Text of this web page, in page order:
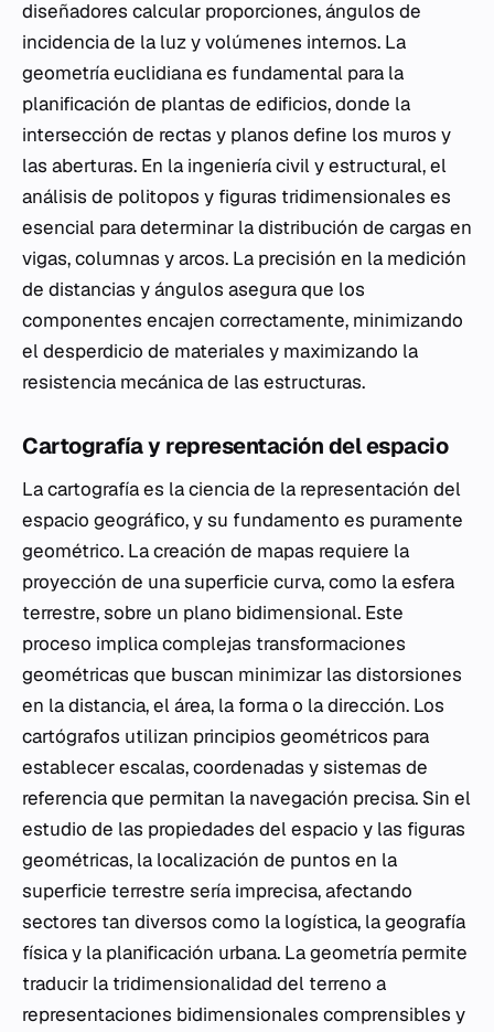
diseñadores calcular proporciones, ángulos de
incidencia de la luz y volúmenes internos. La
geometría euclidiana es fundamental para la
planificación de plantas de edificios, donde la
intersección de rectas y planos define los muros y
las aberturas. En la ingeniería civil y estructural, el
análisis de politopos y figuras tridimensionales es
esencial para determinar la distribución de cargas en
vigas, columnas y arcos. La precisión en la medición
de distancias y ángulos asegura que los
componentes encajen correctamente, minimizando
el desperdicio de materiales y maximizando la
resistencia mecánica de las estructuras.
Cartografía y representación del espacio
La cartografía es la ciencia de la representación del
espacio geográfico, y su fundamento es puramente
geométrico. La creación de mapas requiere la
proyección de una superficie curva, como la esfera
terrestre, sobre un plano bidimensional. Este
proceso implica complejas transformaciones
geométricas que buscan minimizar las distorsiones
en la distancia, el área, la forma o la dirección. Los
cartógrafos utilizan principios geométricos para
establecer escalas, coordenadas y sistemas de
referencia que permitan la navegación precisa. Sin el
estudio de las propiedades del espacio y las figuras
geométricas, la localización de puntos en la
superficie terrestre sería imprecisa, afectando
sectores tan diversos como la logística, la geografía
física y la planificación urbana. La geometría permite
traducir la tridimensionalidad del terreno a
representaciones bidimensionales comprensibles y